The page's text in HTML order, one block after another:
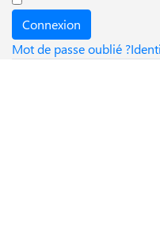
Connexion
Mot de passe oublié ?